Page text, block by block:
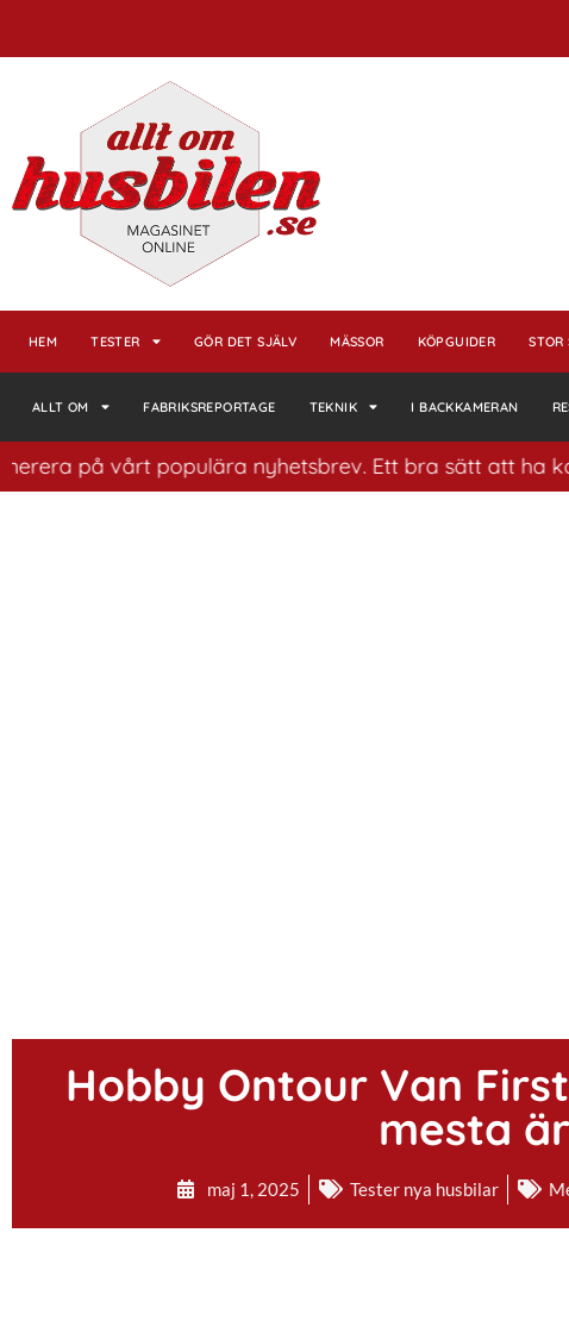
HEM TESTER GÖR DET SJÄLV MÄSSOR KÖPGUIDER STOR
ALLT OM FABRIKSREPORTAGE TEKNIK I BACKKAMERAN
vårt populära nyhetsbrev. Ett bra sätt att ha koll på
Hobby Ontour Van
mesta
maj 1, 2025 Tester nya husbilar